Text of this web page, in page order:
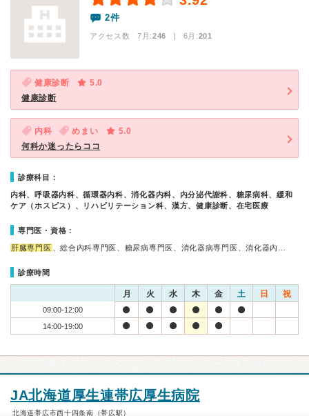
2件
アクセス数 7月:246 | 6月:201
健康診断
5.0
健康診断
内科 めまい
5.0
何科か迷ったらココ
診療科目：
内科、呼吸器内科、循環器内科、消化器内科、内分泌代謝科、糖尿病科、緩和
ケア（ホスピス）、リハビリテーション科、漢方、健康診断、在宅医療
専門医・資格：
肝臓専門医 、総合内科専門医、糖尿病専門医、消化器病専門医、消化器内…
診療時間
月 火 水 木 金 土 日 祝
09:00-12:00
14:00-19:00
JA北海道厚生連帯広厚生病院
北海道帯広市西十四条南（帯広駅）